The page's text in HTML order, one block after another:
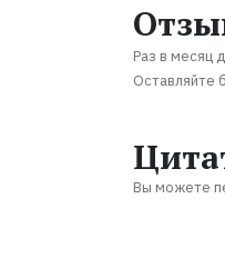
Раз в месяц
Оставляйте
Вы можете